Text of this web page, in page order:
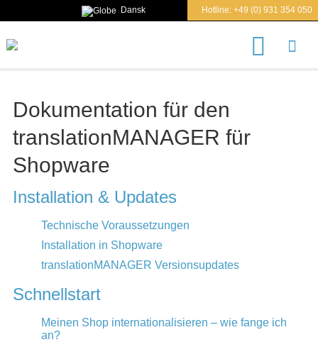
Hotline: +49 (0) 931 354 050
Dansk
Dokumentation für den
translationMANAGER für
Shopware
Installation & Updates
Technische Voraussetzungen
Installation in Shopware
translationMANAGER Versionsupdates
Schnellstart
Meinen Shop internationalisieren – wie fange ich
an?